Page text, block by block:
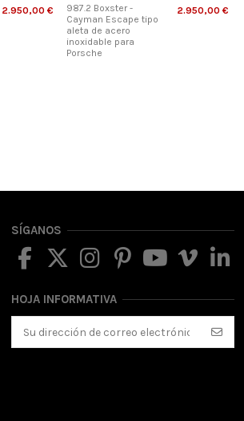
2.950,00 €
987.2 Boxster -
Cayman Escape tipo
aleta de acero
inoxidable para
Porsche
2.950,00 €
SÍGANOS
HOJA INFORMATIVA